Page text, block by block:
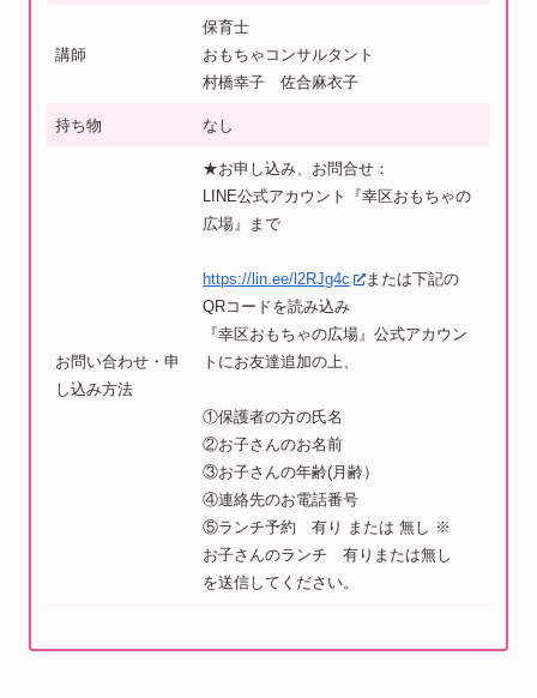
講師
保育士
おもちゃコンサルタント
村橋幸子 佐合麻衣子
持ち物 なし
お問い合わせ・申
し込み方法
★お申し込み、お問合せ：
LINE公式アカウント『幸区おもちゃの
広場』まで
https://lin.ee/l2RJg4c
または下記の
QRコードを読み込み
『幸区おもちゃの広場』公式アカウン
トにお友達追加の上、
①保護者の方の氏名
②お子さんのお名前
③お子さんの年齢(月齢）
④連絡先のお電話番号
⑤ランチ予約 有り または 無し ※
お子さんのランチ 有りまたは無し
を送信してください。